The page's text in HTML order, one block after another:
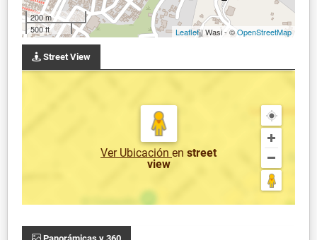
200 m
500 ft
Leaflet| Wasi - ©OpenStreetMap
Street View
Ver Ubicación en street
view